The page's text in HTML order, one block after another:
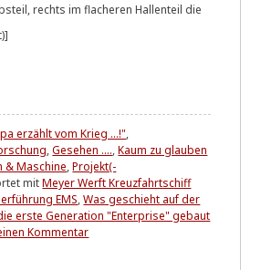
rechts im fla­che­ren Hal­len­teil die
erzählt vom Krieg ...!",
,Gesehen ....,Kaum zu glauben
& Maschine,Projekt(-
mitMeyer Werft Kreuzfahrtschiff
EMS,Was geschieht auf der
erste Generation "Enterprise" gebaut
Kommentarzu